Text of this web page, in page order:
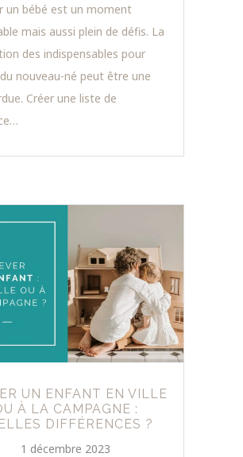
un bébé est un moment
mais aussi plein de défis. La
des indispensables pour
du nouveau-né peut être une
Créer une liste de
UN ENFANT EN VILLE
À LA CAMPAGNE :
DIFFÉRENCES ?
1 décembre 2023